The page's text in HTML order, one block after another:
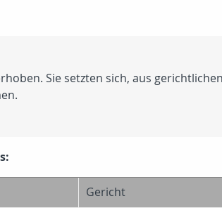
Sie setzten sich, aus gerichtlichen
Gericht